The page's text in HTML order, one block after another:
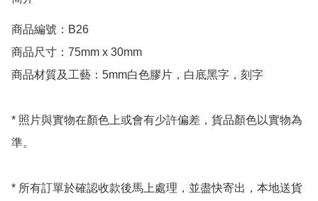
商品編號：B26
商品尺寸：75mm x 30mm
商品材質及工藝：5mm白色膠片，白底黑字，刻字
* 照片與實物在顏色上或會有少許偏差，貨品顏色以實物為
準。
* 所有訂單於確認收款後馬上處理，並盡快寄出，本地送貨